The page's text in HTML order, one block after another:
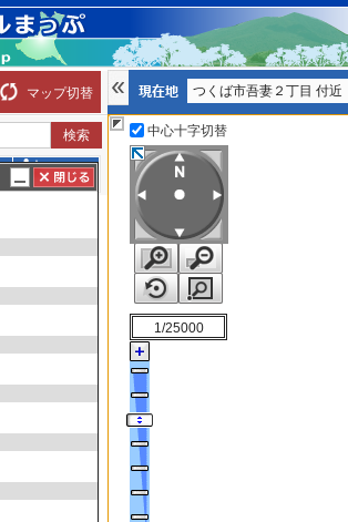
マップ切替
ルート
つくば市吾妻２丁目 付近
中心十字切替
1/25000